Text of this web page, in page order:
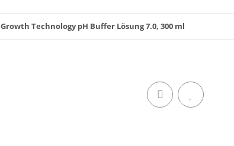
Growth Technology pH Buffer Lösung 7.0, 300 ml